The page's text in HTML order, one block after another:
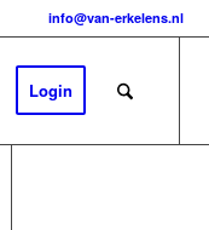
info@van-erkelens.nl
Login